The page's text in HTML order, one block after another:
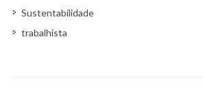
Sustentabilidade
trabalhista